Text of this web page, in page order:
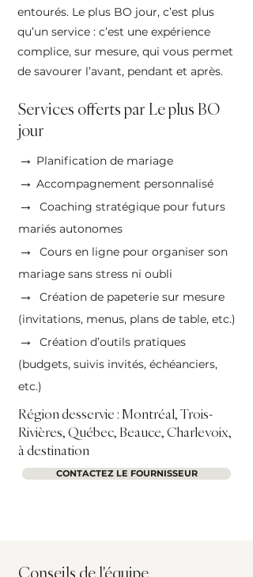
entourés. Le plus BO jour, c’est plus
qu’un service : c’est une expérience
complice, sur mesure, qui vous permet
de savourer l’avant, pendant et après.
Services offerts par Le plus BO
jour
→ Planification de mariage
→ Accompagnement personnalisé
→
Coaching stratégique pour futurs
mariés autonomes
→
Cours en ligne pour organiser son
mariage sans stress ni oubli
→
Création de papeterie sur mesure
(invitations, menus, plans de table, etc.)
→
Création d’outils pratiques
(budgets, suivis invités, échéanciers,
etc.)
Région desservie : Montréal, Trois-
Rivières, Québec, Beauce, Charlevoix,
à destination
CONTACTEZ LE FOURNISSEUR
Conseils de l'équipe